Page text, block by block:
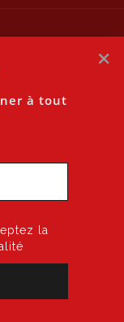
CLD-MITEMPS
Mitemps thérapeutique
×
à tout
la